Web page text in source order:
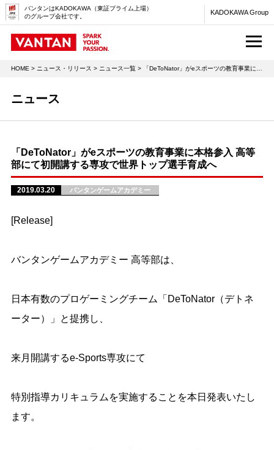
バンタンはKADOKAWA（東証プライム上場）
のグループ会社です。
KADOKAWA Group
HOME > ニュース・リリース > ニュース一覧 > 「DeToNator」がeスポーツの教育事業に本格参入 高等部にて初開講する専攻で世界トップ選手育成へ
ニュース
「DeToNator」がeスポーツの教育事業に本格参入 高等
部にて初開講する専攻で世界トップ選手育成へ
2019.03.20 バンタンゲームアカデミー
[Release]
バンタンゲームアカデミー 高等部は、
日本有数のプロゲーミングチーム「DeToNator（デトネ
ーター）」と提携し、
来月開講するe-Sports専攻にて
特別指導カリキュラムを実施することを本日発表いたし
ます。